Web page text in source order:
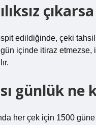
edildiğinde, çeki
içinde itiraz etmezse,
günlük ne
her çek için 1500